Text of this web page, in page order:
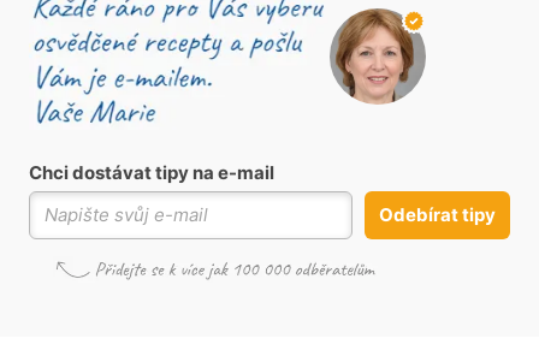
Chci dostávat tipy na e-mail
Odebírat tipy